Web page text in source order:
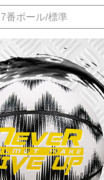
7番ボール/標準